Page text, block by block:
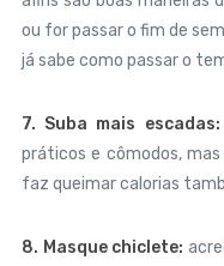
ou for passar o fim de
já sabe como passar o
7. Suba mais escadas:
práticos e cômodos,
faz queimar calorias
8. Masque chiclete: